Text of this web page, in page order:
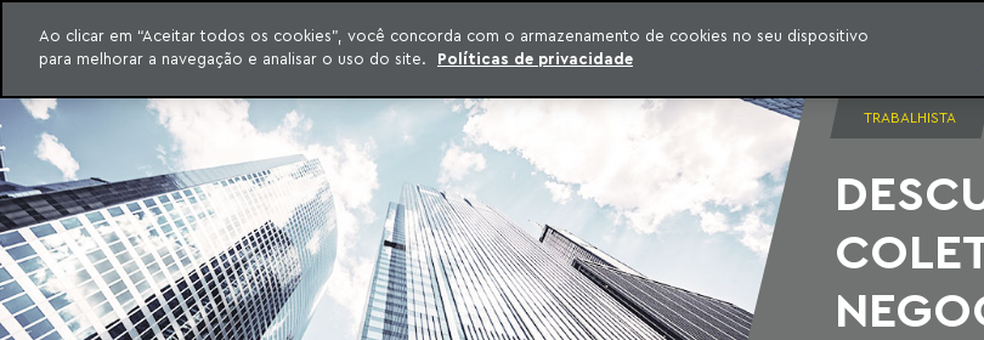
para o conteúdo
Machado Meyer
INTELIGÊNCIA JURÍDICA
CONTEÚDO EXCLUSIVO MACHADO MEYER ADVOGADOS
SÉRIES PUBLICAÇÕES
TRABALHISTA
Ao clicar em “Aceitar todos os cookies”, você concorda com o armazenamento de cookies no seu dispositivo
para melhorar a navegação e analisar o uso do site.
Políticas de privacidade